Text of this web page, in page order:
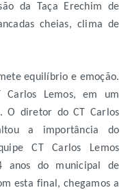
da Taça Erechim de
cheias, clima de
equilíbrio e emoção.
Carlos Lemos, em um
O diretor do CT Carlos
a importância do
CT Carlos Lemos
anos do municipal de
esta final, chegamos a